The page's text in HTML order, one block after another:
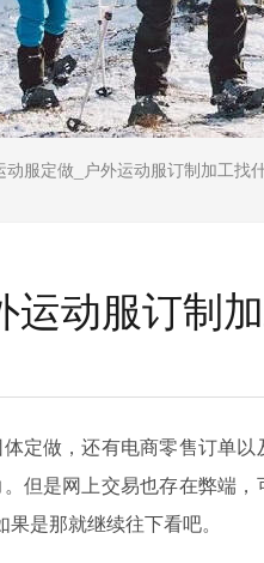
动服定做_户外运动服订制加工找
动服订制
定做，还有电商零售订单
但是网上交易也存在弊端
果是那就继续往下看吧。